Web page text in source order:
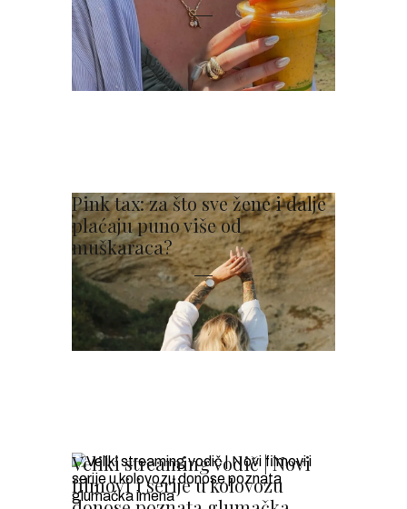
Pink tax: za što sve žene i dalje
plaćaju puno više od
muškaraca?
Veliki streaming vodič | Novi
filmovi i serije u kolovozu